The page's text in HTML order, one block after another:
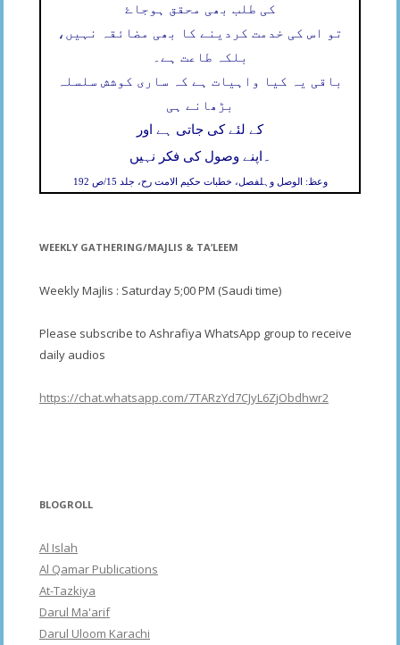
کی طلب بھی محقق ہوجاۓ
تو اس کی خدمت کردینے کا بھی مضائقہ نہیں،
بلکہ طاعت ہے۔
باقی یہ کیا واہیات ہے کہ ساری کوشش سلسلہ
بڑھانے ہی
کے لئے کی جاتی ہے اور
اپنے وصول کی فکر نہیں
وعظ: الوصل وہلفصل، خطبات حکیم الامت رح، جلد 15/ص 192
WEEKLY GATHERING/MAJLIS & TA’LEEM
Weekly Majlis : Saturday 5;00 PM (Saudi time)
Please subscribe to Ashrafiya WhatsApp group to receive
daily audios
https://chat.whatsapp.com/7TARzYd7CJyL6ZjObdhwr2
BLOGROLL
Al Islah
Al Qamar Publications
At-Tazkiya
Darul Ma'arif
Darul Uloom Karachi